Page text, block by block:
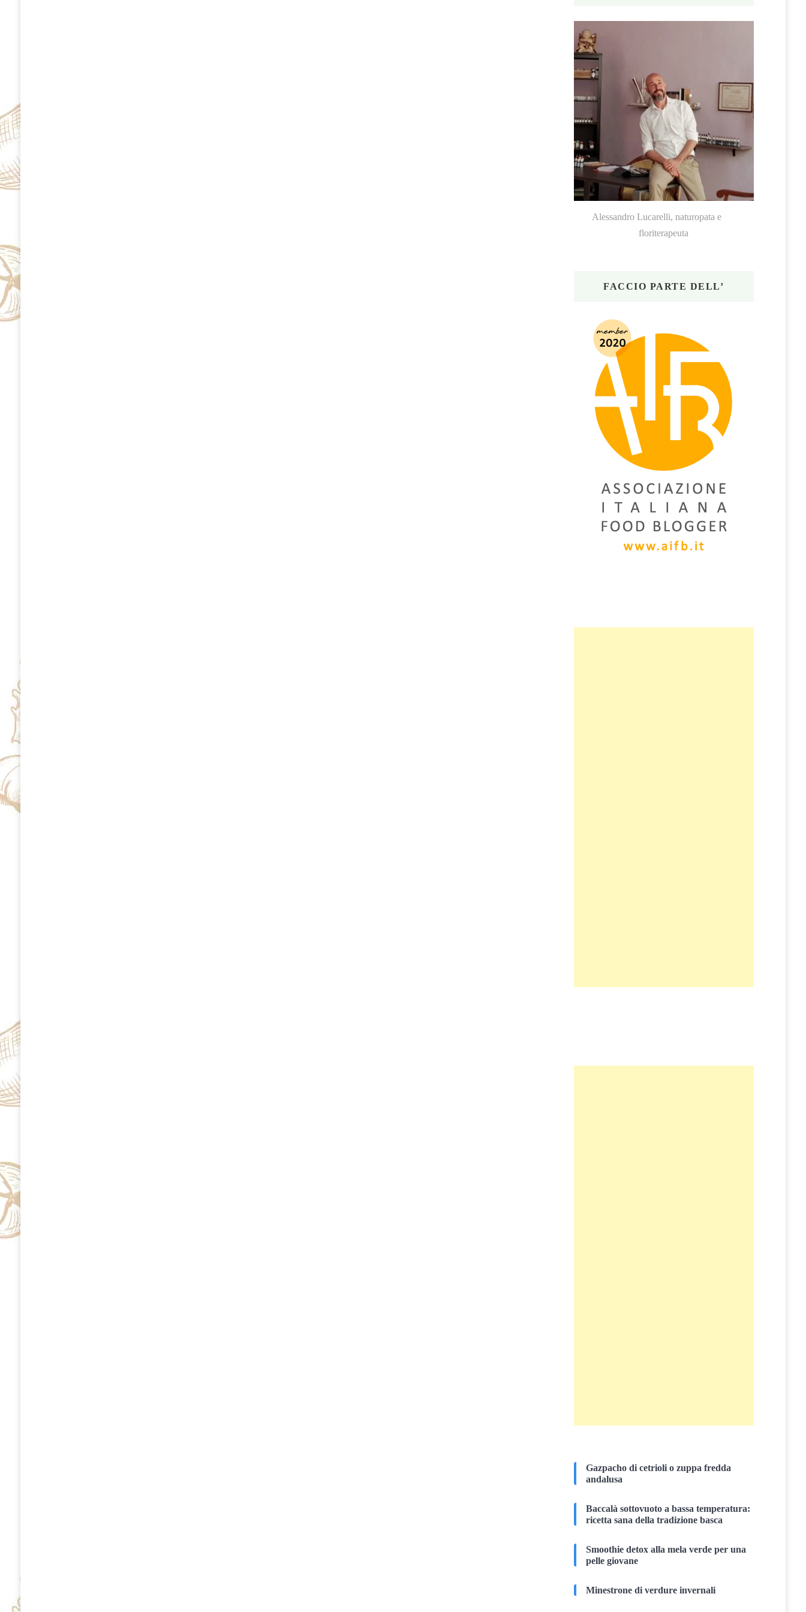
Alessandro Lucarelli, naturopata e
floriterapeuta
FACCIO PARTE DELL’
Gazpacho di cetrioli o zuppa fredda
andalusa
Baccalà sottovuoto a bassa temperatura:
ricetta sana della tradizione basca
Smoothie detox alla mela verde per una
pelle giovane
Minestrone di verdure invernali